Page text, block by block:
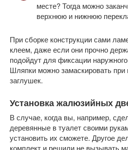
месте? Тогда можно
верхнюю и нижнюю
При сборке конструкции сами
клеем, даже если они прочно
подойдут для фиксации
Шляпки можно замаскировать
заглушек.
Установка жалюзийных
В случае, когда вы, например,
деревянные в туалет своими
установить их сможете. Другое